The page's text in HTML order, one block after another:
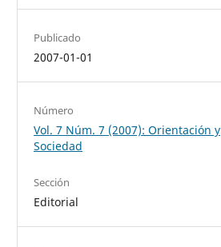
Publicado
2007-01-01
Número
Vol. 7 Núm. 7 (2007): Orientación y
Sociedad
Sección
Editorial